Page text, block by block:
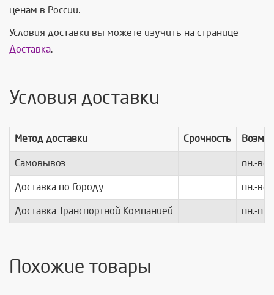
ценам в России.
Условия доставки вы можете изучить на странице
Доставка.
Условия доставки
Метод доставки Срочность
Самовывоз пн.-вс.
Доставка по Городу пн.-вс.
Доставка Транспортной Компанией пн.-пт.
Похожие товары